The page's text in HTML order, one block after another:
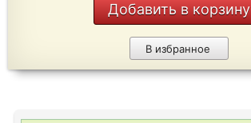
Добавить в корзину
В избранное